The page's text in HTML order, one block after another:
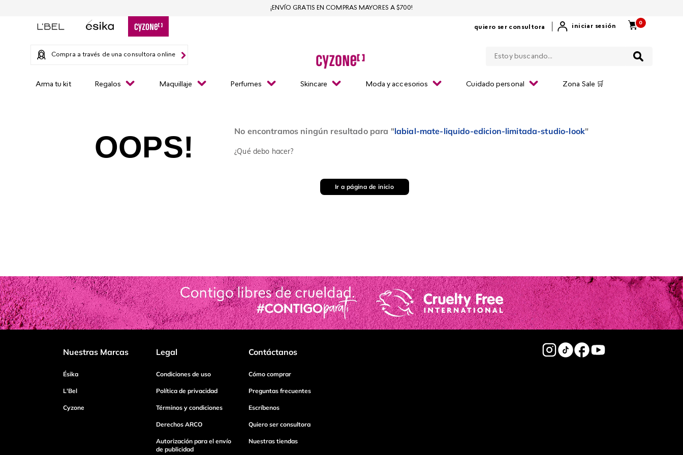
quiero ser consultora iniciar sesión
0
Compra a través de una consultora online
Arma tu kit Regalos Maquillaje Perfumes Skincare Moda y accesorios Cuidado personal Zona Sale 🛒
¡ENVÍO GRATIS EN COMPRAS MAYORES A $700!
OOPS! No encontramos ningún resultado para "labial-mate-liquido-edicion-limitada-studio-look"
¿Qué debo hacer?
Ir a página de inicio
Nuestras Marcas
Ésika
L'Bel
Cyzone
Legal
Condiciones de uso
Política de privacidad
Términos y condiciones
Derechos ARCO
Autorización para el envío
de publicidad
Contáctanos
Cómo comprar
Preguntas frecuentes
Escríbenos
Quiero ser consultora
Nuestras tiendas